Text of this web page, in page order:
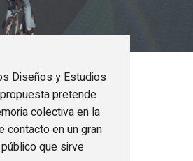
Diseños y Estudios
pretende
colectiva en la
contacto en un gran
que sirve